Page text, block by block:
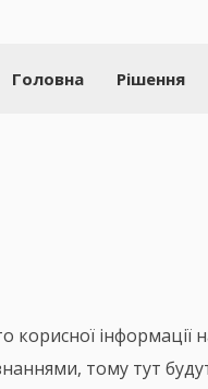
Головна Рішення
корисної інформації
тому тут